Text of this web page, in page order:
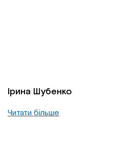
Ірина Шубенко
Читати більше